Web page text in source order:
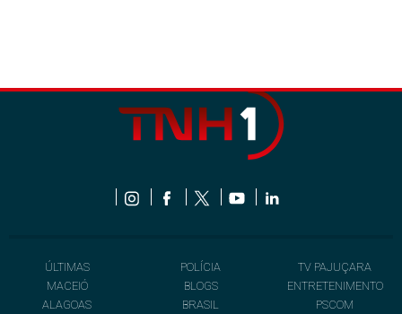
ÚLTIMAS
MACEIÓ
ALAGOAS
POLÍCIA
BLOGS
BRASIL
TV PAJUÇARA
ENTRETENIMENTO
PSCOM